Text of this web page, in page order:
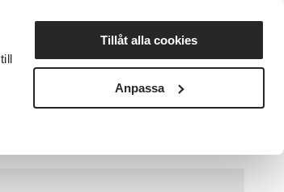
Tillåt alla cookies
Anpassa
Nyheter Avdelningar